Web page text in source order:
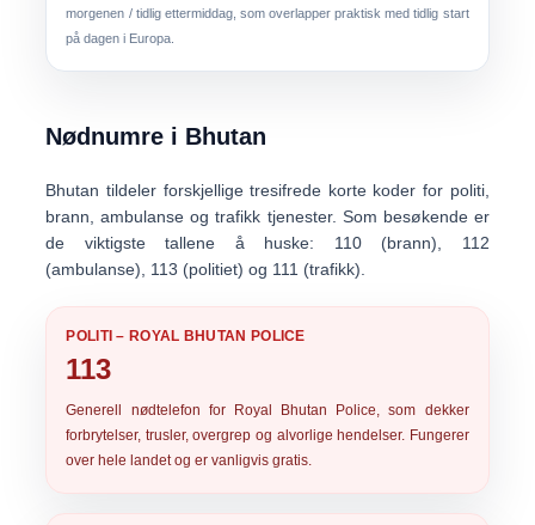
morgenen / tidlig ettermiddag, som overlapper praktisk med tidlig start
på dagen i Europa.
Nødnumre i Bhutan
Bhutan tildeler forskjelligetresifrede korte koder for politi,
brann, ambulanse og trafikk tjenester. Som besøkende er
de viktigste tallene å huske: 110 (brann)
112
(ambulanse)
113 (politiet) og 111 (trafikk)
POLITI – ROYAL BHUTAN POLICE
113
Generell nødtelefon for Royal Bhutan Police, som dekker
forbrytelser, trusler, overgrep og alvorlige hendelser. Fungerer
over hele landet og er vanligvis gratis.